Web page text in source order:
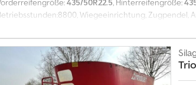
435/50R22.5, Hinterreifengröße:
Wiegeeinrichtung, Zugpendel,
Wiegeeinrichtung, Beladeeinheit defekt, Band und
Ajzdh A Hohkja